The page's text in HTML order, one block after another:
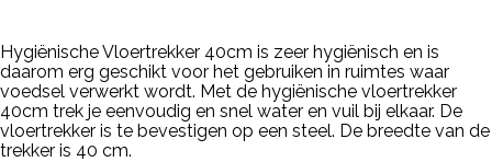
Hygiënische Vloertrekker 40cm is zeer hygiënisch en is
daarom erg geschikt voor het gebruiken in ruimtes waar
voedsel verwerkt wordt. Met de hygiënische vloertrekker
40cm trek je eenvoudig en snel water en vuil bij elkaar. De
vloertrekker is te bevestigen op een steel. De breedte van de
trekker is 40 cm.